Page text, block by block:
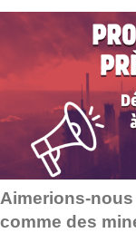
Aimerions-
comme des